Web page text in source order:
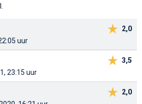
2,0
uur
3,5
23:15 uur
2,0